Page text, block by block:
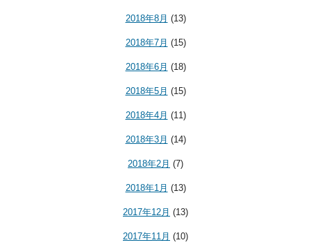
2018年8月 (13)
2018年7月 (15)
2018年6月 (18)
2018年5月 (15)
2018年4月 (11)
2018年3月 (14)
2018年2月 (7)
2018年1月 (13)
2017年12月 (13)
2017年11月 (10)